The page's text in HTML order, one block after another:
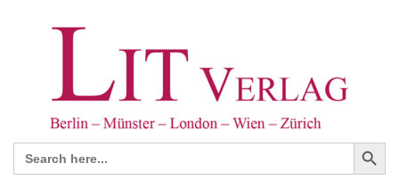
Search
for:
Search Button